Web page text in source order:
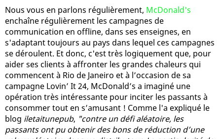
Nous vous en parlons régulièrement, McDonald's
enchaîne régulièrement les campagnes de
communication en offline, dans ses enseignes, en
s'adaptant toujours au pays dans lequel ces campagnes
se déroulent. Et donc, c'est très logiquement que, pour
aider ses clients à affronter les grandes chaleurs qui
commencent à Rio de Janeiro et à l’occasion de sa
campagne Lovin’ It 24, McDonald’s a imaginé une
opération très intéressante pour inciter les passants à
consommer tout en s’amusant ! Comme l'a expliqué le
blog iletaitunepub, "contre un défi aléatoire, les
passants ont pu obtenir des bons de réduction d’une